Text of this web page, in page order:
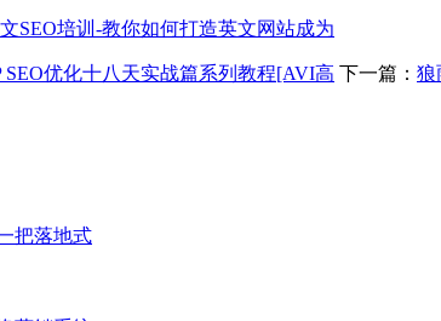
SEO培训-教你如何打造英文网站成为
SEO优化十八天实战篇系列教程[AVI高 下一篇： 狼
把落地式